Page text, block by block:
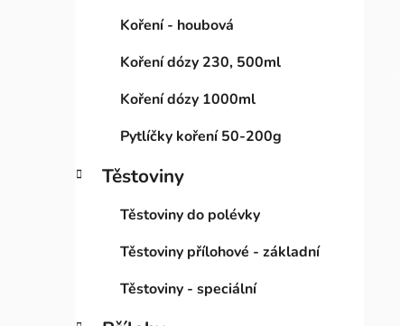
Koření - houbová
Koření dózy 230, 500ml
Koření dózy 1000ml
Pytlíčky koření 50-200g
Těstoviny
Těstoviny do polévky
Těstoviny přílohové - základní
Těstoviny - speciální